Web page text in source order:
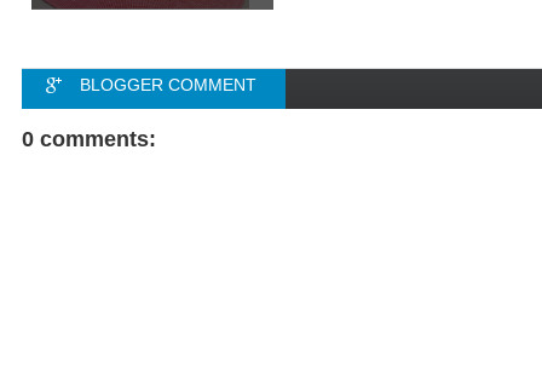
BLOGGER COMMENT
FACEBOOK COMMENT
0 comments: